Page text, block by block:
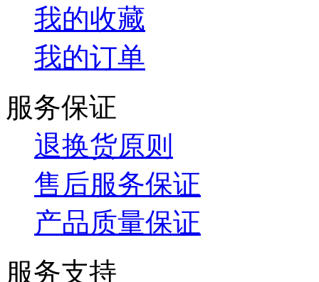
我的收藏
我的订单
服务保证
退换货原则
售后服务保证
产品质量保证
服务支持